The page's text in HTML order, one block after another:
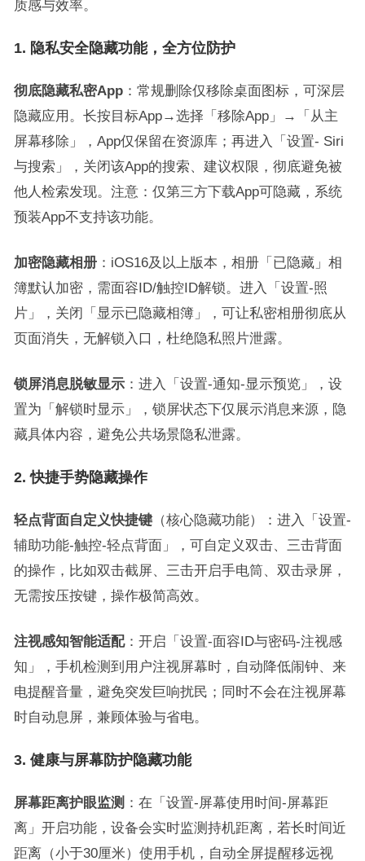
质感与效率。
1. 隐私安全隐藏功能，全方位防护
彻底隐藏私密App：常规删除仅移除桌面图标，可深层
隐藏应用。长按目标App→选择「移除App」→「从主
屏幕移除」，App仅保留在资源库；再进入「设置- Siri
与搜索」，关闭该App的搜索、建议权限，彻底避免被
他人检索发现。注意：仅第三方下载App可隐藏，系统
预装App不支持该功能。
加密隐藏相册：iOS16及以上版本，相册「已隐藏」相
簿默认加密，需面容ID/触控ID解锁。进入「设置-照
片」，关闭「显示已隐藏相簿」，可让私密相册彻底从
页面消失，无解锁入口，杜绝隐私照片泄露。
锁屏消息脱敏显示：进入「设置-通知-显示预览」，设
置为「解锁时显示」，锁屏状态下仅展示消息来源，隐
藏具体内容，避免公共场景隐私泄露。
2. 快捷手势隐藏操作
轻点背面自定义快捷键（核心隐藏功能）：进入「设置-
辅助功能-触控-轻点背面」，可自定义双击、三击背面
的操作，比如双击截屏、三击开启手电筒、双击录屏，
无需按压按键，操作极简高效。
注视感知智能适配：开启「设置-面容ID与密码-注视感
知」，手机检测到用户注视屏幕时，自动降低闹钟、来
电提醒音量，避免突发巨响扰民；同时不会在注视屏幕
时自动息屏，兼顾体验与省电。
3. 健康与屏幕防护隐藏功能
屏幕距离护眼监测 ：在「设置-屏幕使用时间-屏幕距
离」开启功能，设备会实时监测持机距离，若长时间近
距离（小于30厘米）使用手机，自动全屏提醒移远视